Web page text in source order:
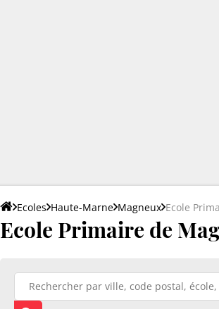
Ecoles Haute-Marne Magneux Ecole
Ecole Primaire de